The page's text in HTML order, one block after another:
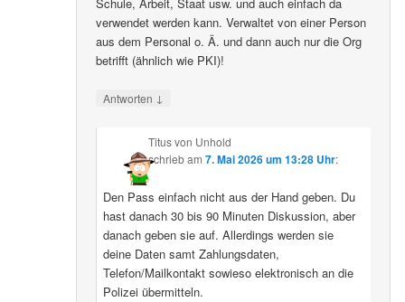
verwendet werden kann. Verwaltet von einer Person
aus dem Personal o. Ä. und dann auch nur die Org
betrifft (ähnlich wie PKI)!
Antworten ↓
Titus von Unhold
schriebam 7. Mai 2026 um 13:28 Uhr:
Den Pass einfach nicht aus der Hand geben. Du
hast danach 30 bis 90 Minuten Diskussion, aber
danach geben sie auf. Allerdings werden sie
deine Daten samt Zahlungsdaten,
Telefon/Mailkontakt sowieso elektronisch an die
Polizei übermitteln.